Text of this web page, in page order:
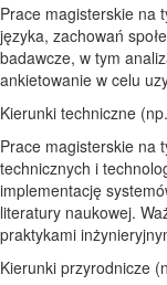
Prace magisterskie na
języka, zachowań
badawcze, w tym
ankietowanie w celu
Kierunki techniczne
Prace magisterskie na
technicznych i
implementację
literatury naukowej.
praktykami
Kierunki przyrodnicze